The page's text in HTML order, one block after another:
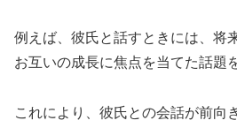
例えば、彼氏と話すときには、将
お互いの成長に焦点を当てた話題
これにより、彼氏との会話が前向